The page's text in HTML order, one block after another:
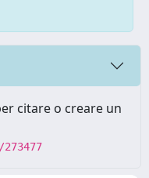
citare o creare un